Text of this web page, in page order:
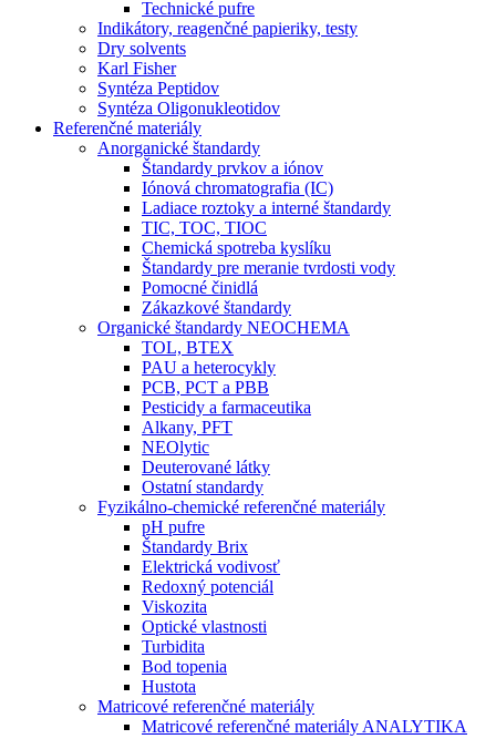
Technické pufre
Indikátory, reagenčné papieriky, testy
Dry solvents
Karl Fisher
Syntéza Peptidov
Syntéza Oligonukleotidov
Referenčné materiály
Anorganické štandardy
Štandardy prvkov a iónov
Iónová chromatografia (IC)
Ladiace roztoky a interné štandardy
TIC, TOC, TIOC
Chemická spotreba kyslíku
Štandardy pre meranie tvrdosti vody
Pomocné činidlá
Zákazkové štandardy
Organické štandardy NEOCHEMA
TOL, BTEX
PAU a heterocykly
PCB, PCT a PBB
Pesticidy a farmaceutika
Alkany, PFT
NEOlytic
Deuterované látky
Ostatní standardy
Fyzikálno-chemické referenčné materiály
pH pufre
Štandardy Brix
Elektrická vodivosť
Redoxný potenciál
Viskozita
Optické vlastnosti
Turbidita
Bod topenia
Hustota
Matricové referenčné materiály
Matricové referenčné materiály ANALYTIKA